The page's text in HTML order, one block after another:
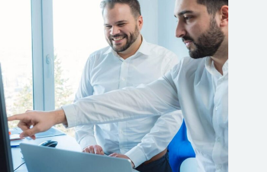
Umsetzungsberatung
Stellung von Beauftragten
Durchführung interne Audits
Trainings / Schulung
Begleitung externer Audits